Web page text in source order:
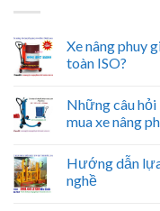
Xe nâng phuy
toàn ISO?
Những câu
mua xe nâng
Hướng dẫn
nghề